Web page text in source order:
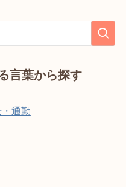
言葉から探す
通勤